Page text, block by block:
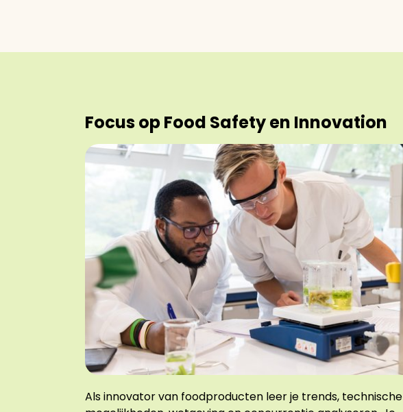
Focus op Food Safety en Innovation
Als innovator van foodproducten leer je trends, technische